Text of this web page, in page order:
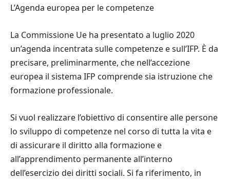
L’Agenda europea per le competenze
La Commissione Ue ha presentato a luglio 2020
un’agenda incentrata sulle competenze e sull’IFP. È da
precisare, preliminarmente, che nell’accezione
europea il sistema IFP comprende sia istruzione che
formazione professionale.
Si vuol realizzare l’obiettivo di consentire alle persone
lo sviluppo di competenze nel corso di tutta la vita e
di assicurare il diritto alla formazione e
all’apprendimento permanente all’interno
dell’esercizio dei diritti sociali. Si fa riferimento, in